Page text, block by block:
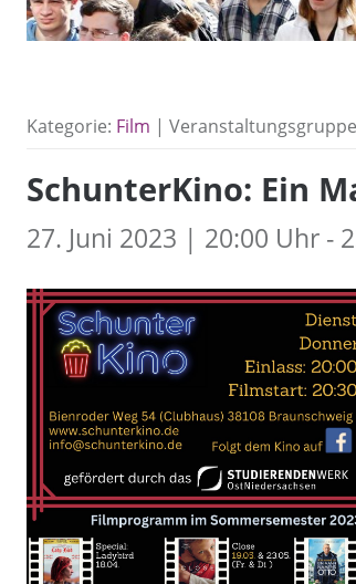
Kategorie: Film |
SchunterKino: Ein
27. Juni 2023 | 20:00 Uhr -